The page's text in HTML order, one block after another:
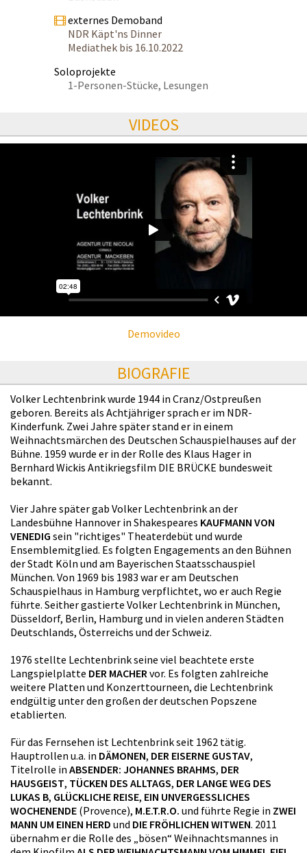
externes Demoband
NDR Käpt'ns Dinner
Mediathek bis 16.10.2022
Soloprojekte
1-Personen-Stücke, Lesungen
VIDEOS
Demovideo
BIOGRAFIE
Volker Lechtenbrink wurde 1944 in Cranz/Ostpreußen
geboren. Bereits als Achtjähriger sprach er im NDR-
Kinderfunk. Zwei Jahre später stand er in einem
Weihnachtsmärchen des Deutschen Schauspielhauses auf der
Bühne. 1959 wurde er in der Rolle des Klaus Hager in
Bernhard Wickis Antikriegsfilm DIE BRÜCKE bundesweit
bekannt.
Vier Jahre später gab Volker Lechtenbrink an der
Landesbühne Hannover in Shakespeares KAUFMANN VON
VENEDIG sein "richtiges" Theaterdebüt und wurde
Ensemblemitglied. Es folgten Engagements an den Bühnen
der Stadt Köln und am Bayerischen Staatsschauspiel
München. Von 1969 bis 1983 war er am Deutschen
Schauspielhaus in Hamburg verpflichtet, wo er auch Regie
führte. Seither gastierte Volker Lechtenbrink in München,
Düsseldorf, Berlin, Hamburg und in vielen anderen Städten
Deutschlands, Österreichs und der Schweiz.
1976 stellte Lechtenbrink seine viel beachtete erste
Langspielplatte DER MACHERvor. Es folgten zahlreiche
weitere Platten und Konzerttourneen, die Lechtenbrink
endgültig unter den großen der deutschen Popszene
etablierten.
Für das Fernsehen ist Lechtenbrink seit 1962 tätig.
Hauptrollen u.a. in DÄMONEN, DER EISERNE GUSTAV,
Titelrolle in ABSENDER: JOHANNES BRAHMS, DER
HAUSGEIST, TÜCKEN DES ALLTAGS, DER LANGE WEG DES
LUKAS B, GLÜCKLICHE REISE, EIN UNVERGESSLICHES
WOCHENENDE (Provence), M.E.T.R.O. und führte Regie in ZWEI
MANN UM EINEN HERD und DIE FRÖHLICHEN WITWEN. 2011
übernahm er die Rolle des „bösen“ Weihnachtsmannes in